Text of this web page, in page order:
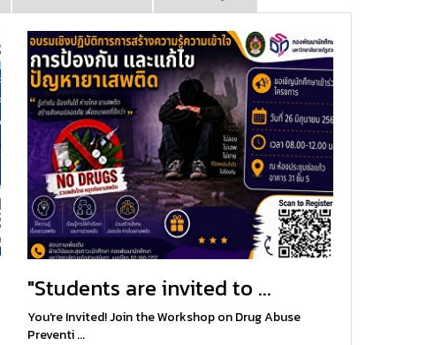
"Students are invited to ...
You're Invited! Join the Workshop on Drug Abuse
Preventi ...